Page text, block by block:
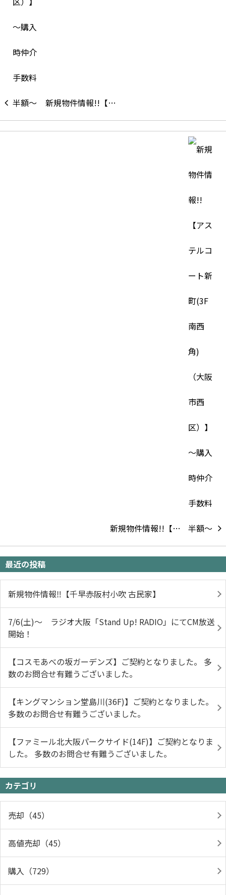
新規物件情報!!【…
新規物件情報!!【…
最近の投稿
新規物件情報‼【千早赤阪村小吹 古民家】
7/6(土)～ ラジオ大阪「Stand Up! RADIO」にてCM放送
開始！
【コスモあべの坂ガーデンズ】ご契約となりました。 多
数のお問合せ有難うございました。
【キングマンション堂島川(36F)】ご契約となりました。
多数のお問合せ有難うございました。
【ファミール北大阪パークサイド(14F)】ご契約となりま
した。 多数のお問合せ有難うございました。
カテゴリ
売却（45）
高値売却（45）
購入（729）